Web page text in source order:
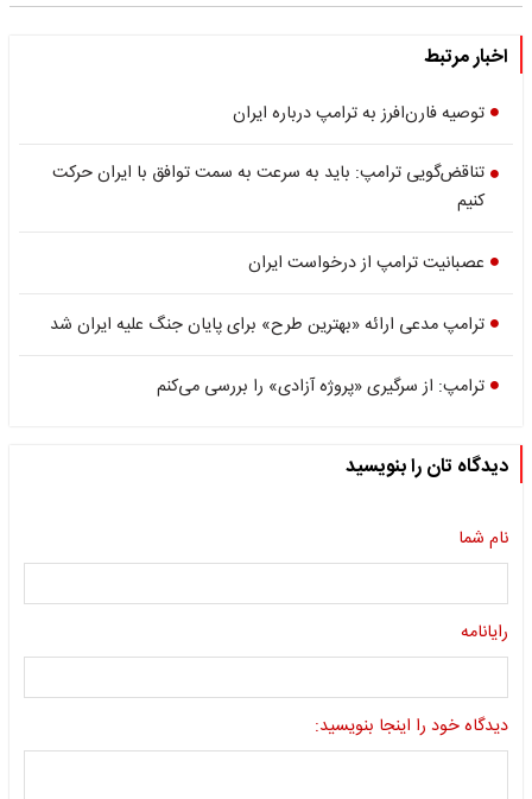
اخبار مرتبط
توصیه فارن‌افرز به ترامپ درباره ایران
تناقض‌گویی ترامپ: باید به سرعت به سمت توافق با ایران حرکت
کنیم
عصبانیت ترامپ از درخواست ایران
ترامپ مدعی ارائه «بهترین طرح» برای پایان جنگ علیه ایران شد
ترامپ: از سرگیری «پروژه آزادی» را بررسی می‌کنم
دیدگاه تان را بنویسید
نام شما
رایانامه
دیدگاه خود را اینجا بنویسید: